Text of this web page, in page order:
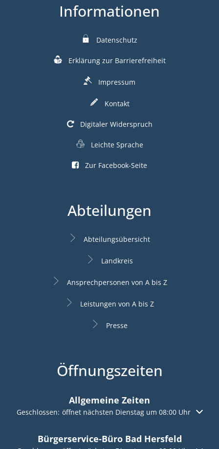
Informationen
Datenschutz
Erklärung zur Barrierefreiheit
Impressum
Kontakt
Digitaler Widerspruch
Leichte Sprache
Zur Facebook-Seite
Abteilungen
Abteilungsübersicht
Landkreis
Ansprechpersonen von A bis Z
Leistungen von A bis Z
Presse
Öffnungszeiten
Allgemeine Zeiten
Klicken, um weitere Öffnungs- oder Schließzeiten
Geschlossen: öffnet nächsten Dienstag um 08:00 Uhr
Bürgerservice-Büro Bad Hersfeld